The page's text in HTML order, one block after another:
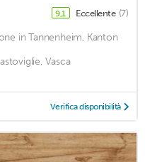
9,1 Eccellente (7)
in Tannenheim, Kanton
Vasca
Verifica disponibilità